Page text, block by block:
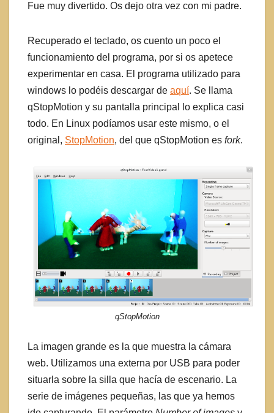
Fue muy divertido. Os dejo otra vez con mi padre.
Recuperado el teclado, os cuento un poco el
funcionamiento del programa, por si os apetece
experimentar en casa. El programa utilizado para
windows lo podéis descargar de aquí. Se llama
qStopMotion y su pantalla principal lo explica casi
todo. En Linux podíamos usar este mismo, o el
original, StopMotion, del que qStopMotion es fork.
qStopMotion
La imagen grande es la que muestra la cámara
web. Utilizamos una externa por USB para poder
situarla sobre la silla que hacía de escenario. La
serie de imágenes pequeñas, las que ya hemos